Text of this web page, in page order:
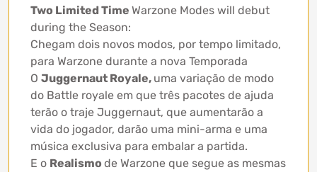
Two Limited Time Warzone Modes will debut
during the Season:
Chegam dois novos modos, por tempo limitado,
para Warzone durante a nova Temporada
O Juggernaut Royale, uma variação de modo
do Battle royale em que três pacotes de ajuda
terão o traje Juggernaut, que aumentarão a
vida do jogador, darão uma mini-arma e uma
música exclusiva para embalar a partida.
E o Realismo de Warzone que segue as mesmas